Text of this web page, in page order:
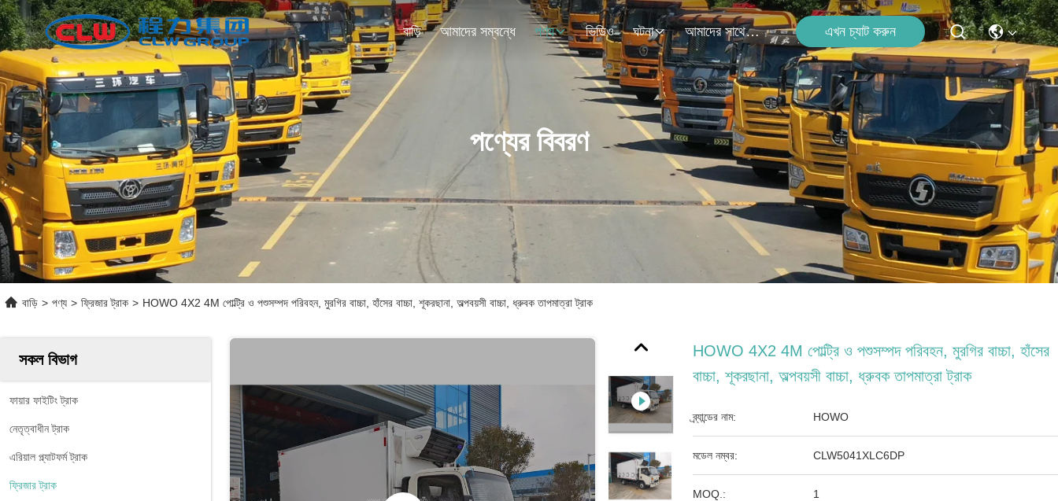
বাড়ি আমাদের সম্বন্ধে পণ্য ভিডিও ঘটনা আমাদের সাথে যোগাযোগ এখন চ্যাট করুন
পণ্যের বিবরণ
বাড়ি > পণ্য > ফ্রিজার ট্রাক > HOWO 4X2 4M পোল্ট্রি ও পশুসম্পদ পরিবহন, মুরগির বাচ্চা, হাঁসের বাচ্চা, শূকরছানা, অল্পবয়সী বাচ্চা, ধ্রুবক তাপমাত্রা ট্রাক
সকল বিভাগ
ফায়ার ফাইটিং ট্রাক
নেতৃত্বাধীন ট্রাক
এরিয়াল প্ল্যাটফর্ম ট্রাক
ফ্রিজার ট্রাক
HOWO 4X2 4M পোল্ট্রি ও পশুসম্পদ পরিবহন, মুরগির বাচ্চা, হাঁসের
বাচ্চা, শূকরছানা, অল্পবয়সী বাচ্চা, ধ্রুবক তাপমাত্রা ট্রাক
ব্র্যান্ডের নাম: HOWO
মডেল নম্বর: CLW5041XLC6DP
MOQ.: 1